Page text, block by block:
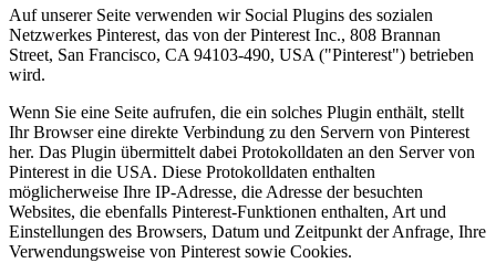
Auf unserer Seite verwenden wir Social Plugins des sozialen
Netzwerkes Pinterest, das von der Pinterest Inc., 808 Brannan
Street, San Francisco, CA 94103-490, USA ("Pinterest") betrieben
wird.
Wenn Sie eine Seite aufrufen, die ein solches Plugin enthält, stellt
Ihr Browser eine direkte Verbindung zu den Servern von Pinterest
her. Das Plugin übermittelt dabei Protokolldaten an den Server von
Pinterest in die USA. Diese Protokolldaten enthalten
möglicherweise Ihre IP-Adresse, die Adresse der besuchten
Websites, die ebenfalls Pinterest-Funktionen enthalten, Art und
Einstellungen des Browsers, Datum und Zeitpunkt der Anfrage, Ihre
Verwendungsweise von Pinterest sowie Cookies.